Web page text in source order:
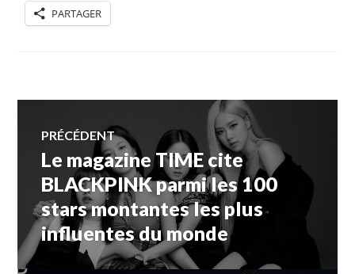
PARTAGER
Navigation
de
l’article
PRÉCÉDENT
Article
précédent :
Le magazine TIME cite
BLACKPINK parmi les 100
stars montantes les plus
influentes du monde